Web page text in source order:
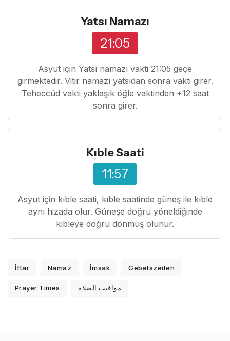
Yatsı Namazı
21:05
Asyut için Yatsı namazı vakti 21:05 geçe
girmektedir. Vitir namazı yatsıdan sonra vakti girer.
Teheccüd vakti yaklaşık öğle vaktinden +12 saat
sonra girer.
Kıble Saati
11:57
Asyut için kıble saati, kıble saatinde güneş ile kıble
aynı hizada olur. Güneşe doğru yöneldiğinde
kıbleye doğru dönmüş olunur.
İftar Namaz İmsak Gebetszeiten
Prayer Times مواقيت الصلاة